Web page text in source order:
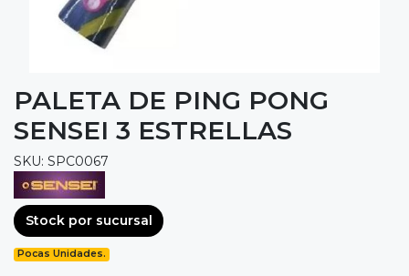
PALETA DE PING PONG
SENSEI 3 ESTRELLAS
SKU: SPC0067
Stock por sucursal
Pocas Unidades.